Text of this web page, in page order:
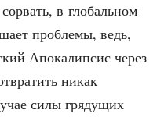
в гло­баль­ном
про­бле­мы, ведь,
Апо­ка­лип­сис через
никак
силы гря­ду­щих